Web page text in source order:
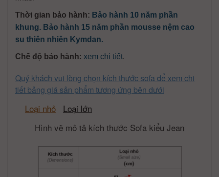
Thời gian bảo hành: Bảo hành 10 năm phần
khung. Bảo hành 15 năm phần mousse nệm cao
su thiên nhiên Kymdan.
Chế độ bảo hành: xem chi tiết.
Quý khách vui lòng chọn kích thước sofa để xem chi
tiết bảng giá sản phẩm tương ứng bên dưới
Loại nhỏ
Loại lớn
Hình vẽ mô tả kích thước Sofa kiểu Jean